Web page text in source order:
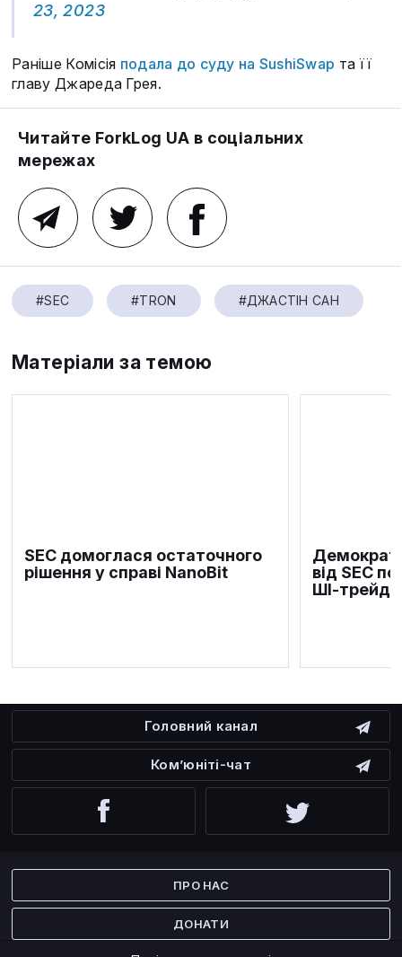
23, 2023
Раніше Комісія подала до суду на SushiSwap та її
главу Джареда Грея.
Читайте ForkLog UA в соціальних
мережах
#SEC #TRON #ДЖАСТІН САН
Матеріали за темою
SEC домоглася остаточного
рішення у справі NanoBit
від SEC
Головний канал
Ком’юніті-чат
ПРО НАС
ДОНАТИ